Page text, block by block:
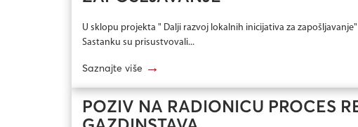
U sklopu projekta " Dalji razvoj lokalnih inicijativa za
Sastanku su prisustvovali...
Saznajte više →
POZIV NA RADIONICU PROCES